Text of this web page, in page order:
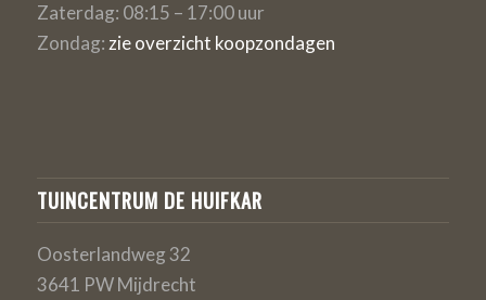
Zaterdag: 08:15 – 17:00 uur
Zondag: zie overzicht koopzondagen
TUINCENTRUM DE HUIFKAR
Oosterlandweg 32
3641 PW Mijdrecht